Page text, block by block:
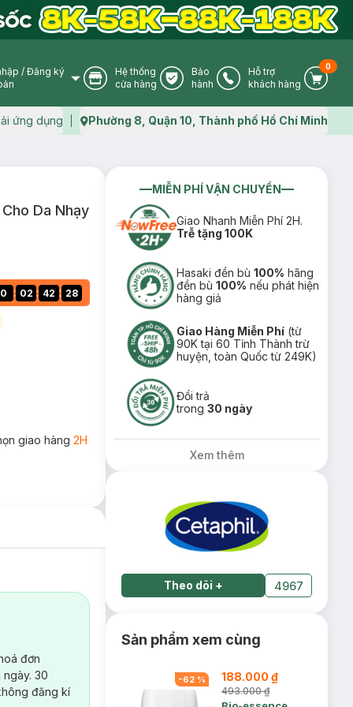
User Icon
/ Đăng ký
Store Icon
Hệ thống
cửa hàng
Warranty Icon
Bảo
hành
Phone Icon
Hỗ trợ
khách hàng
Cart
0
ứng dụng Map icon
Phường 8, Quận 10, Thành phố Hồ Chí Minh
Da Nhạy
0 : 02 : 42 : 27
giao hàng 2H
đơn
30
đăng kí
MIỄN PHÍ VẬN CHUYỂN
Giao Nhanh Miễn Phí 2H.
Trễ tặng 100K
Hasaki đền bù100% hãng
đền bù100% nếu phát hiện
hàng giả
Giao Hàng Miễn Phí (từ
90K tại 60 Tỉnh Thành trừ
huyện, toàn Quốc từ 249K)
Đổi trả
trong30 ngày
Xem thêm
Theo dõi + 4967
Sản phẩm xem cùng
-62 % 188.000 ₫
493.000 ₫